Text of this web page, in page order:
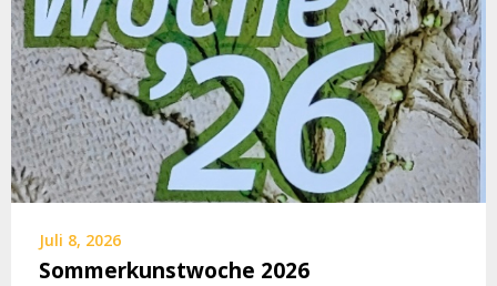
Juli 8, 2026
Sommerkunstwoche 2026